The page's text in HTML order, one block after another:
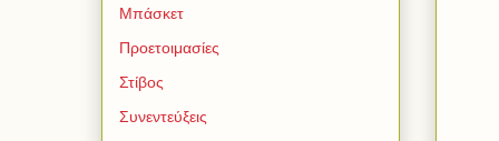
Μπάσκετ
Προετοιμασίες
Στίβος
Συνεντεύξεις